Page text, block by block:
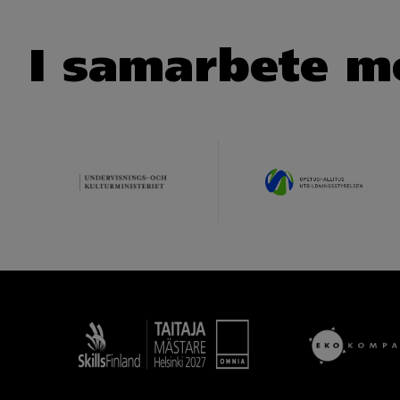
I samarbete
Taitaja